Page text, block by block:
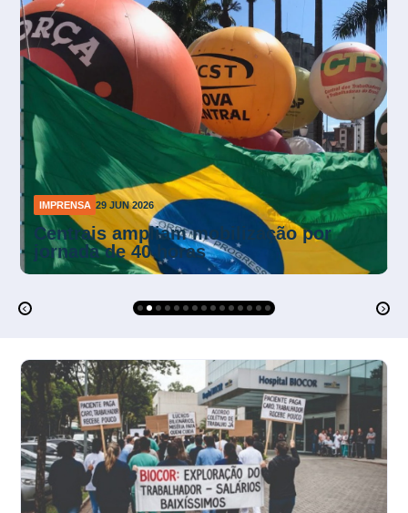
IMPRENSA 26 JUN 2026
Mendonça suspende multas da NR-1
sobre riscos psicossociais